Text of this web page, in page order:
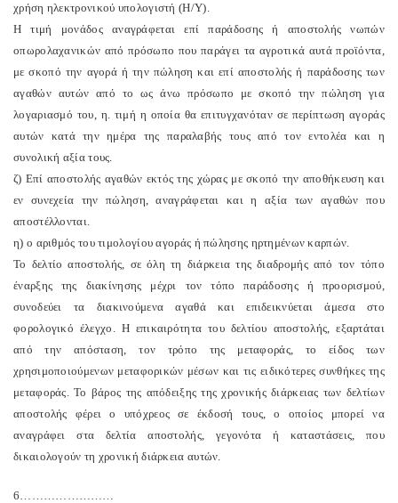
χρήση ηλεκτρονικού υπολογιστή (Η/Υ).
Η τιμή μονάδος αναγράφεται επί παράδοσης ή αποστολής νωπών
οπωρολαχανικών από πρόσωπο που παράγει τα αγροτικά αυτά προϊόντα,
με σκοπό την αγορά ή την πώληση και επί αποστολής ή παράδοσης των
αγαθών αυτών από το ως άνω πρόσωπο με σκοπό την πώληση για
λογαριασμό του, η. τιμή η οποία θα επιτυγχανόταν σε περίπτωση αγοράς
αυτών κατά την ημέρα της παραλαβής τους από τον εντολέα και η
συνολική αξία τους.
ζ) Επί αποστολής αγαθών εκτός της χώρας με σκοπό την αποθήκευση και
εν συνεχεία την πώληση, αναγράφεται και η αξία των αγαθών που
αποστέλλονται.
η) ο αριθμός του τιμολογίου αγοράς ή πώλησης ηρτημένων καρπών.
Το δελτίο αποστολής, σε όλη τη διάρκεια της διαδρομής από τον τόπο
έναρξης της διακίνησης μέχρι τον τόπο παράδοσης ή προορισμού,
συνοδεύει τα διακινούμενα αγαθά και επιδεικνύεται άμεσα στο
φορολογικό έλεγχο. Η επικαιρότητα του δελτίου αποστολής, εξαρτάται
από την απόσταση, τον τρόπο της μεταφοράς, το είδος των
χρησιμοποιούμενων μεταφορικών μέσων και τις ειδικότερες συνθήκες της
μεταφοράς. Το βάρος της απόδειξης της χρονικής διάρκειας των δελτίων
αποστολής φέρει ο υπόχρεος σε έκδοσή τους, ο οποίος μπορεί να
αναγράφει στα δελτία αποστολής, γεγονότα ή καταστάσεις, που
δικαιολογούν τη χρονική διάρκεια αυτών.
6……………………